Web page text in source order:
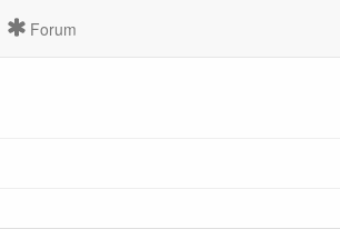
Forum